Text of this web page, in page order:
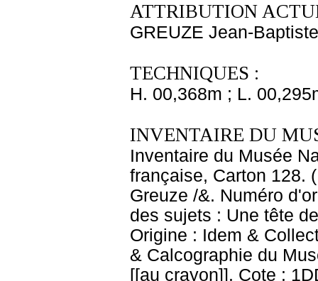
ATTRIBUTION
GREUZE Jean-Baptiste
TECHNIQUES :
H. 00,368m ; L.
INVENTAIRE DU
Inventaire du Musée
française, Carton 128.
Greuze /&. Numéro
des sujets : Une tête
Origine : Idem &
& Calcographie du
[[au crayon]]. Cote :